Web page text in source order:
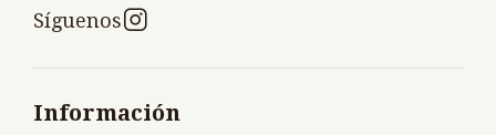
Síguenos
Información